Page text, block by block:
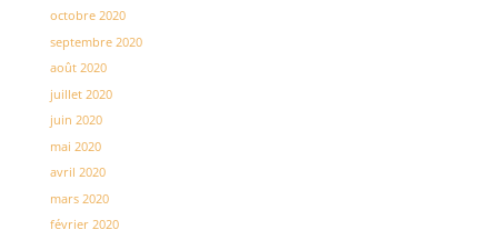
octobre 2020
septembre 2020
août 2020
juillet 2020
juin 2020
mai 2020
avril 2020
mars 2020
février 2020